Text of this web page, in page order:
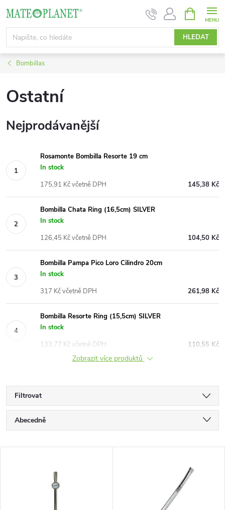
na
obsah
HLEDAT
NÁKUPNÍ
KOŠÍK
Bombillas
Ostatní
Nejprodávanější
Rosamonte Bombilla Resorte 19 cm
In stock
145,38 Kč
175,91 Kč včetně DPH
Bombilla Chata Ring (16,5cm) SILVER
In stock
104,50 Kč
126,45 Kč včetně DPH
Bombilla Pampa Pico Loro Cilindro 20cm
In stock
261,98 Kč
317 Kč včetně DPH
Bombilla Resorte Ring (15,5cm) SILVER
In stock
110,55 Kč
133,77 Kč včetně DPH
Zobrazit více produktů
Filtrovat
Ř
a
Abecedně
Nejprodávanější